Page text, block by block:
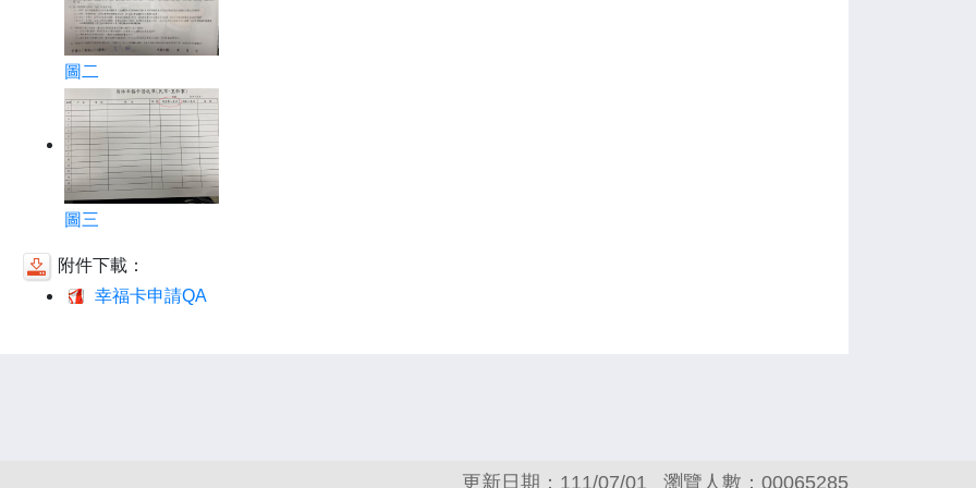
圖二
圖三
附件下載：
幸福卡申請QA
瀏覽人數：00065285
更新日期：111/07/01